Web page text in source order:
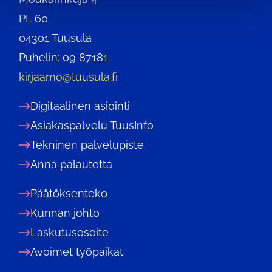
PL 60
04301 Tuusula
Puhelin: 09 87181
kirjaamo@tuusula.fi
Digitaalinen asiointi
Asiakaspalvelu TuusInfo
Tekninen palvelupiste
Anna palautetta
Päätöksenteko
Kunnan johto
Laskutusosoite
Avoimet työpaikat